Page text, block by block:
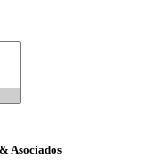
Asociados